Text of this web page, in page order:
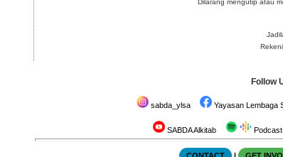
Dilarang mengutip atau
Follow
sabda_ylsa Yayasan Lembaga
SABDA Alkitab